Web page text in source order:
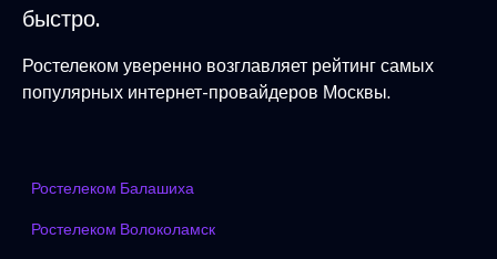
быстро.
Ростелеком уверенно возглавляет рейтинг самых
популярных интернет-провайдеров Москвы.
Ростелеком Балашиха
Ростелеком Волоколамск